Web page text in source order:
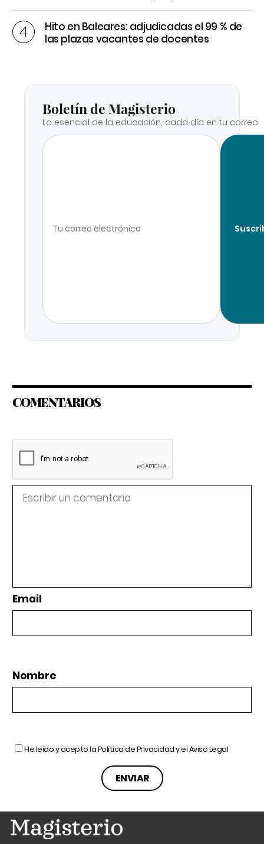
Hito en Baleares: adjudicadas el 99 % de
las plazas vacantes de docentes
Boletín de Magisterio
Lo esencial de la educación, cada día en tu correo.
COMENTARIOS
Email
Nombre
He leído y acepto laPolítica de Privacidady elAviso Legal